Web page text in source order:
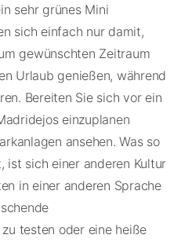
sehr grünes Mini
sich einfach nur damit,
gewünschten Zeitraum
Urlaub genießen, während
Bereiten Sie sich vor ein
einzuplanen
ansehen. Was so
ist sich einer anderen Kultur
in einer anderen Sprache
testen oder eine heiße